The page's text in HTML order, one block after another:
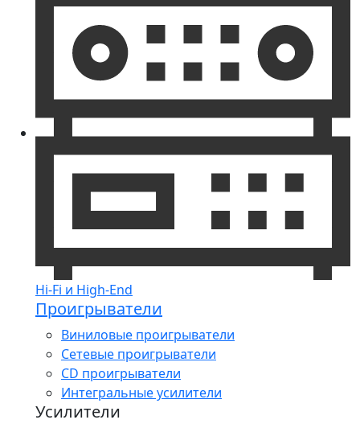
Hi-Fi и High-End
Проигрыватели
Виниловые проигрыватели
Сетевые проигрыватели
CD проигрыватели
Интегральные усилители
Усилители